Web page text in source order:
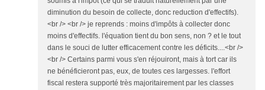
diminution du besoin de collecte, donc reduction d'effectifs).
<br /> <br /> je reprends : moins d'impôts à collecter donc
moins d'effectifs. l'équation tient du bon sens, non ? et le tout
dans le souci de lutter efficacement contre les déficits....<br />
<br /> Certains parmi vous s'en réjouiront, mais à tort car ils
ne bénéficieront pas, eux, de toutes ces largesses. l'effort
fiscal restera supporté très majoritairement par les classes